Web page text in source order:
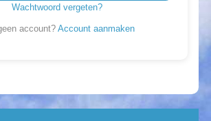
Wachtwoord vergeten?
account?Account aanmaken